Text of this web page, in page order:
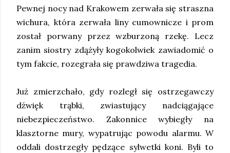
Pewnej nocy nad Krakowem zerwała się straszna
wichura, która zerwała liny cumownicze i prom
został porwany przez wzburzoną rzekę. Lecz
zanim siostry zdążyły kogokolwiek zawiadomić o
tym fakcie, rozegrała się prawdziwa tragedia.
Już zmierzchało, gdy rozległ się ostrzegawczy
dźwięk trąbki, zwiastujący nadciągające
niebezpieczeństwo. Zakonnice wybiegły na
klasztorne mury, wypatrując powodu alarmu. W
oddali dostrzegły pędzące sylwetki koni. Byli to